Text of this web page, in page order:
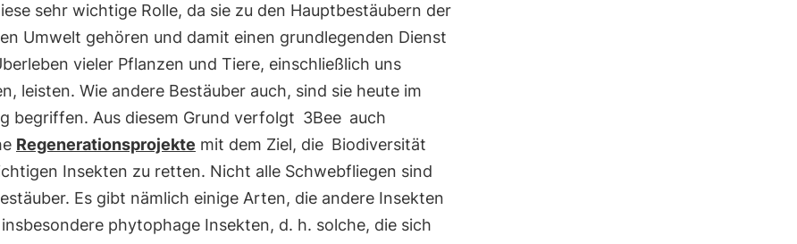
sehr wichtige Rolle, da sie zu den Hauptbestäubern der
Umwelt gehören und damit einen grundlegenden Dienst
vieler Pflanzen und Tiere, einschließlich uns
leisten. Wie andere Bestäuber auch, sind sie heute im
begriffen. Aus diesem Grund verfolgt 3Bee auch
Regenerationsprojekte mit dem Ziel, die Biodiversität
Insekten zu retten. Nicht alle Schwebfliegen sind
Es gibt nämlich einige Arten, die andere Insekten
phytophage Insekten, d. h. solche, die sich